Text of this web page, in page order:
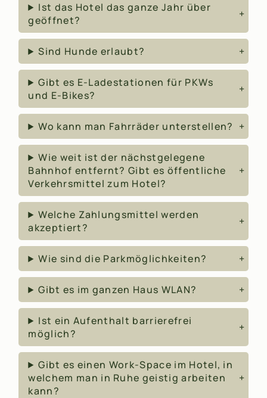
Ist das Hotel das ganze Jahr über
geöffnet?
Sind Hunde erlaubt?
Gibt es E-Ladestationen für PKWs
und E-Bikes?
Wo kann man Fahrräder unterstellen?
Wie weit ist der nächstgelegene
Bahnhof entfernt? Gibt es öffentliche
Verkehrsmittel zum Hotel?
Welche Zahlungsmittel werden
akzeptiert?
Wie sind die Parkmöglichkeiten?
Gibt es im ganzen Haus WLAN?
Ist ein Aufenthalt barrierefrei
möglich?
Gibt es einen Work-Space im Hotel, in
welchem man in Ruhe geistig arbeiten
kann?